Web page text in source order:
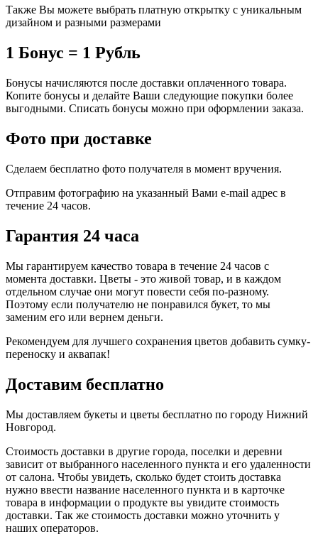
Также Вы можете выбрать платную открытку с уникальным
дизайном и разными размерами
1 Бонус = 1 Рубль
Бонусы начисляются после доставки оплаченного товара.
Копите бонусы и делайте Ваши следующие покупки более
выгодными. Списать бонусы можно при оформлении заказа.
Фото при доставке
Сделаем бесплатно фото получателя в момент вручения.
Отправим фотографию на указанный Вами e-mail адрес в
течение 24 часов.
Гарантия 24 часа
Мы гарантируем качество товара в течение 24 часов с
момента доставки. Цветы - это живой товар, и в каждом
отдельном случае они могут повести себя по-разному.
Поэтому если получателю не понравился букет, то мы
заменим его или вернем деньги.
Рекомендуем для лучшего сохранения цветов добавить сумку-
переноску и аквапак!
Доставим бесплатно
Мы доставляем букеты и цветы бесплатно по городу Нижний
Новгород.
Стоимость доставки в другие города, поселки и деревни
зависит от выбранного населенного пункта и его удаленности
от салона. Чтобы увидеть, сколько будет стоить доставка
нужно ввести название населенного пункта и в карточке
товара в информации о продукте вы увидите стоимость
доставки. Так же стоимость доставки можно уточнить у
наших операторов.